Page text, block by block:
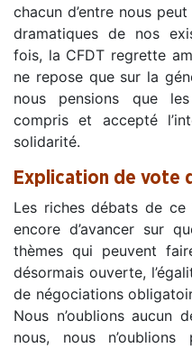
chacun d’entre nous
dramatiques de nos
fois, la CFDT regrette
ne repose que sur la
nous pensions que
compris et accepté
solidarité.
Explication de vote
Les riches débats de
encore d’avancer sur
thèmes qui peuvent
désormais ouverte,
de négociations
Nous n’oublions aucun
nous, nous